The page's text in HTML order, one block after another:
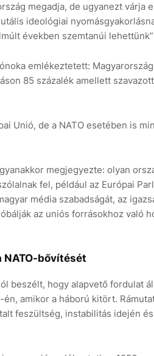
megadja, de ugyanezt várja
ideológiai
években szemtanúi
emlékeztetett:
85 százalék amellett
Unió, de a NATO esetében is
megjegyezte: olyan
fel, például az Európai
média szabadságát, az
az uniós forrásokhoz való
NATO-bővítését
beszélt, hogy alapvető fordulat
amikor a háború kitört.
feszültség, instabilitás idején